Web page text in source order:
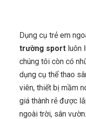
Dụng cụ trẻ em
trường sport luôn
chúng tôi còn có
dụng cụ thể thao
viên, thiết bị mầm
giá thành rẻ được
ngoài trời, sân